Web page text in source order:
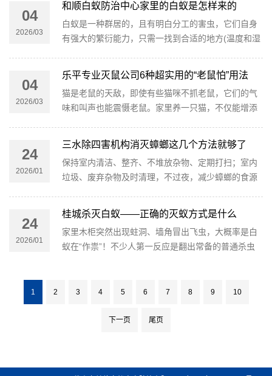
04
2026/03
和顺白蚁防治中心家里的白蚁是怎样来的
白蚁是一种群居的，且有明白分工的害虫，它们自身
有强大的繁衍能力，只需一找到合适的地方(温度和湿
04
2026/03
乐平专业灭鼠公司6种超实用的“老鼠怕”用法
猫是老鼠的天敌，即使有些猫咪不抓老鼠，它们的气
味和叫声也能震慑老鼠。家里养一只猫，不仅能增添
24
2026/01
三水除四害机构消灭蟑螂这几个方法就够了
保持室内清洁、整齐、不堆放杂物、定期打扫；室内
垃圾、废弃杂物及时清理，不过夜，减少蟑螂的食源
24
2026/01
桂城杀灭白蚁——正确的灭蚁方式是什么
家里木柜突然出现蛀洞、墙角冒出飞虫，大概率是白
蚁在“作祟”！不少人第一反应是翻出常备的普通杀虫
1 2 3 4 5 6 7 8 9 10
下一页 尾页